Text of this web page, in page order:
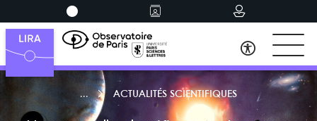
ACTUALITÉS SCIENTIFIQUES